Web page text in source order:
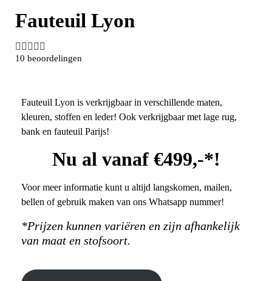
Fauteuil Lyon
    
10 beoordelingen
Fauteuil Lyon is verkrijgbaar in verschillende maten,
kleuren, stoffen en leder! Ook verkrijgbaar met lage rug,
bank en fauteuil Parijs!
Nu al vanaf €499,-*!
Voor meer informatie kunt u altijd langskomen, mailen,
bellen of gebruik maken van ons Whatsapp nummer!
*Prijzen kunnen variëren en zijn afhankelijk
van maat en stofsoort.